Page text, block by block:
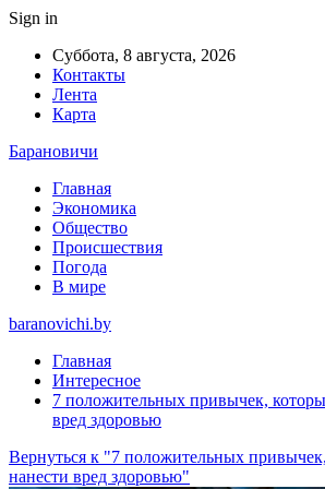
Sign in
Суббота, 8 августа, 2026
Контакты
Лента
Карта
Барановичи
Главная
Экономика
Общество
Происшествия
Погода
В мире
baranovichi.by
Главная
Интересное
7 положительных привычек,
вред здоровью
Вернуться к "7 положительных
нанести вред здоровью"